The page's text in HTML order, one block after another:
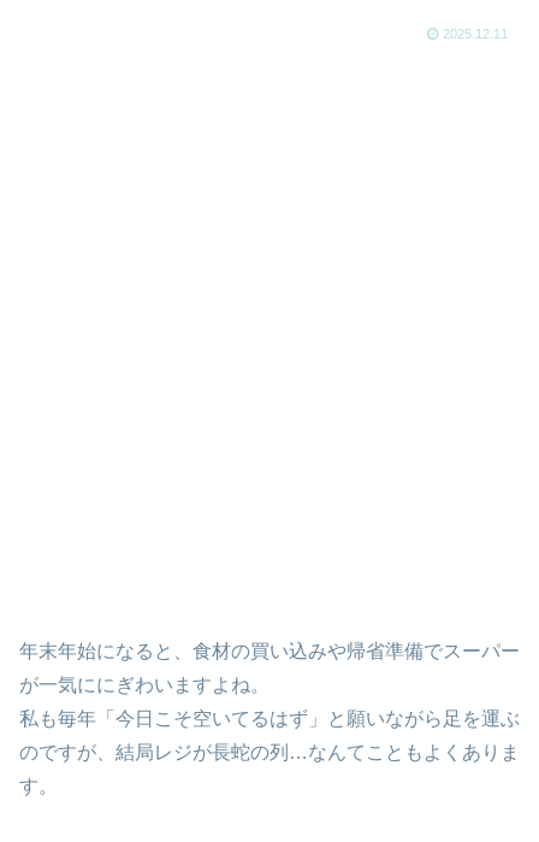
2025.12.11
年末年始になると、食材の買い込みや帰省準備でスーパー
が一気ににぎわいますよね。
私も毎年「今日こそ空いてるはず」と願いながら足を運ぶ
のですが、結局レジが長蛇の列…なんてこともよくありま
す。